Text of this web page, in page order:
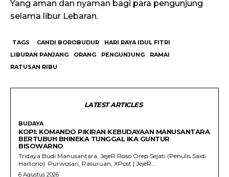
Yang aman dan nyaman bagi para pengunjung
selama libur Lebaran.
TAGS CANDI BOROBUDUR
HARI RAYA IDUL FITRI
LIBURAN PANJANG
ORANG PENGUNJUNG
RAMAI
RATUSAN RIBU
LATEST ARTICLES
BUDAYA
KOPI: KOMANDO PIKIRAN KEBUDAYAAN MANUSANTARA
BERTUBUH BHINEKA TUNGGAL IKA GUNTUR
BISOWARNO
Tridaya Budi Manusantara, JejeR Roso Orep Sejati (Penulis Saidi
Hartono). Purwosari, Pasuruan, XPost | JejeR...
6 Agustus 2026